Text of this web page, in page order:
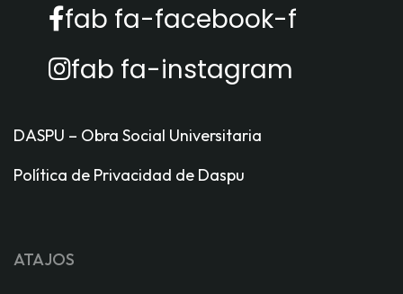
fab fa-facebook-f
fab fa-instagram
DASPU – Obra Social Universitaria
Política de Privacidad de Daspu
ATAJOS